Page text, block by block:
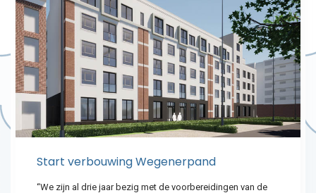
Start verbouwing Wegenerpand
“We zijn al drie jaar bezig met de voorbereidingen van de